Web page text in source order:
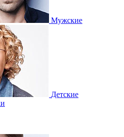
Мужские
Детские